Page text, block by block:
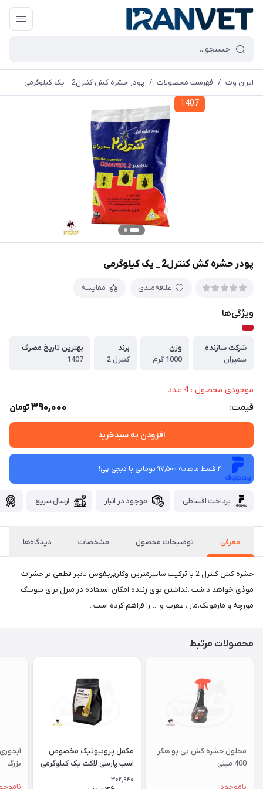
ایران وِت / فهرست محصولات / پودر حشره کش کنترل2 _ یک کیلوگرمی
1407
پودر حشره کش کنترل2 _ یک کیلوگرمی
علاقه‌مندی مقایسه
ویژگی‌ها
شرکت سازنده
سمیران
وزن
1000 گرم
برند
کنترل 2
بهترین تاریخ مصرف
1407
موجودی محصول : 4 عدد
قیمت: 390,000تومان
افزودن به سبدخرید
4 قسط ماهانه 97,500 تومانی با دیجی ‌پی!
پرداخت اقساطی موجود در انبار ارسال سریع
معرفی توضیحات محصول مشخصات دیدگاه‌ها
حشره کش کنترل 2 با ترکیب سایپرمترین وکلرپریفوس تاثیر قطعی بر حشرات
موذی خواهد داشت .نداشتن بوی زننده امکان استفاده در منزل برای سوسک ،
مورچه و مارمولک،مار ، عقرب و ... را فراهم کرده است .
محصولات مرتبط
محلول حشره کش بی بو هکر
400 میلی
ناموجود
مکمل پروبیوتیک مخصوص
اسب پارسی لاکت یک کیلوگرمی
302,940
بزرگ